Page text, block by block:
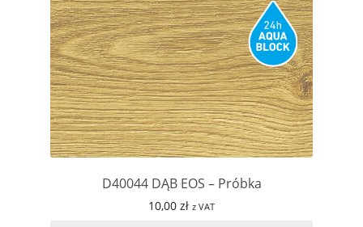
D40044 DĄB EOS – Próbka
10,00 zł z VAT